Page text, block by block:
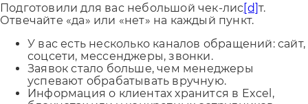
Подготовили для вас небольшой чек-лис[d]т.
Отвечайте «да» или «нет» на каждый пункт.
У вас есть несколько каналов обращений: сайт,
соцсети, мессенджеры, звонки.
Заявок стало больше, чем менеджеры
успевают обрабатывать вручную.
Информация о клиентах хранится в Excel,